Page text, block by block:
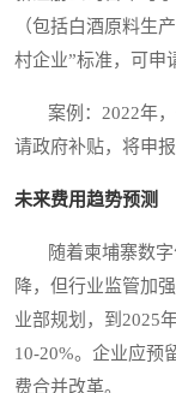
（包括白酒原料生
村企业”标准，可申
案例：2022年，
请政府补贴，将申
未来费用趋势预测
随着柬埔寨数字
降，但行业监管加
业部规划，到2025
10-20%。企业应预
费合并改革。